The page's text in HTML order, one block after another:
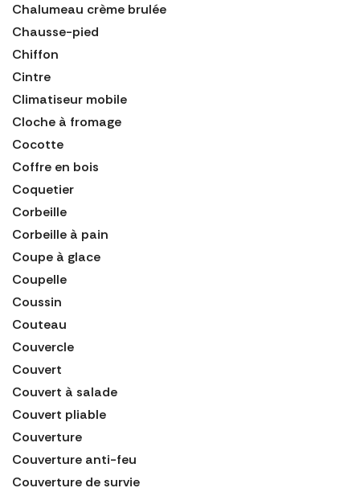
Chalumeau crème brulée
Chausse-pied
Chiffon
Cintre
Climatiseur mobile
Cloche à fromage
Cocotte
Coffre en bois
Coquetier
Corbeille
Corbeille à pain
Coupe à glace
Coupelle
Coussin
Couteau
Couvercle
Couvert
Couvert à salade
Couvert pliable
Couverture
Couverture anti-feu
Couverture de survie